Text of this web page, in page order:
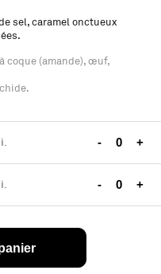
sel, caramel onctueux
coque (amande), œuf,
- +
- +